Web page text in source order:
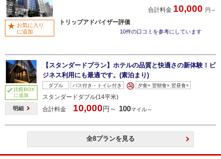
合計料金 10,000 円～
トリップアドバイザー評価
10件の口コミを参考にしています
お気に入り
に追加
比較BOX
に追加
明細
【スタンダードプラン】ホテルの品質と快適さの新体験！ビ
ジネス利用にも最適です。(素泊まり)
ダブル バス付き・トイレ付き 夕食× 翌朝食× 翌昼食×
スタンダードダブル(14平米)
合計料金
10,000円～ 100マイル～
全8プランを見る